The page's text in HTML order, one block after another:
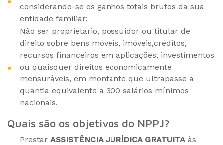
considerando-se os ganhos totais brutos da sua
entidade familiar;
Não ser proprietário, possuidor ou titular de
direito sobre bens móveis, imóveis,créditos,
recursos financeiros em aplicações, investimentos
ou quaisquer direitos economicamente
mensuráveis, em montante que ultrapasse a
quantia equivalente a 300 salários mínimos
nacionais.
Quais são os objetivos do NPPJ?
Prestar ASSISTÊNCIA JURÍDICA GRATUITA às